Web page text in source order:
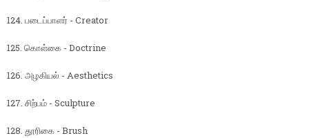
124. படைப்பாளர் - Creator
125. கொள்கை - Doctrine
126. அழகியல் - Aesthetics
127. சிற்பம் - Sculpture
128. தூரிகை - Brush